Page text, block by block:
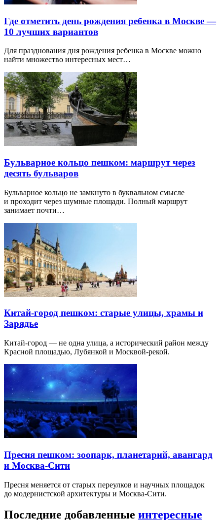
Где отметить день рождения ребенка в Москве —
10 лучших вариантов
Для празднования дня рождения ребенка в Москве можно
найти множество интересных мест…
Бульварное кольцо пешком: маршрут через
десять бульваров
Бульварное кольцо не замкнуто в буквальном смысле
и проходит через шумные площади. Полный маршрут
занимает почти…
Китай-город пешком: старые улицы, храмы и
Зарядье
Китай-город — не одна улица, а исторический район между
Красной площадью, Лубянкой и Москвой-рекой.
Пресня пешком: зоопарк, планетарий, авангард
и Москва-Сити
Пресня меняется от старых переулков и научных площадок
до модернистской архитектуры и Москва-Сити.
Последние добавленные интересные